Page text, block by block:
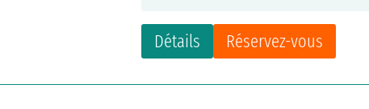
Détails Réservez-vous